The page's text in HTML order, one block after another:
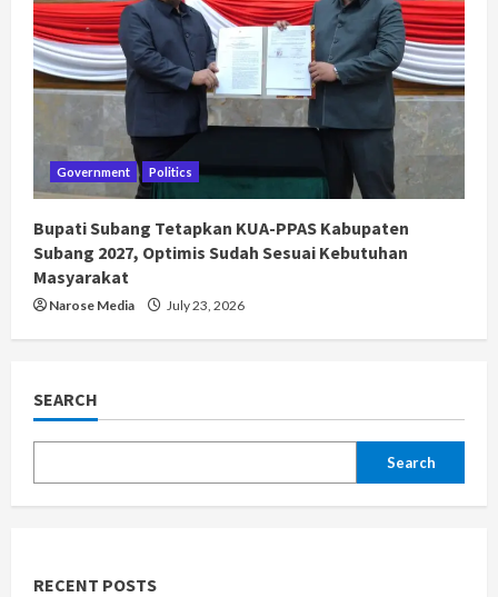
Government Politics
Bupati Subang Tetapkan KUA-PPAS Kabupaten
Subang 2027, Optimis Sudah Sesuai Kebutuhan
Masyarakat
Narose Media July 23, 2026
SEARCH
Search
RECENT POSTS